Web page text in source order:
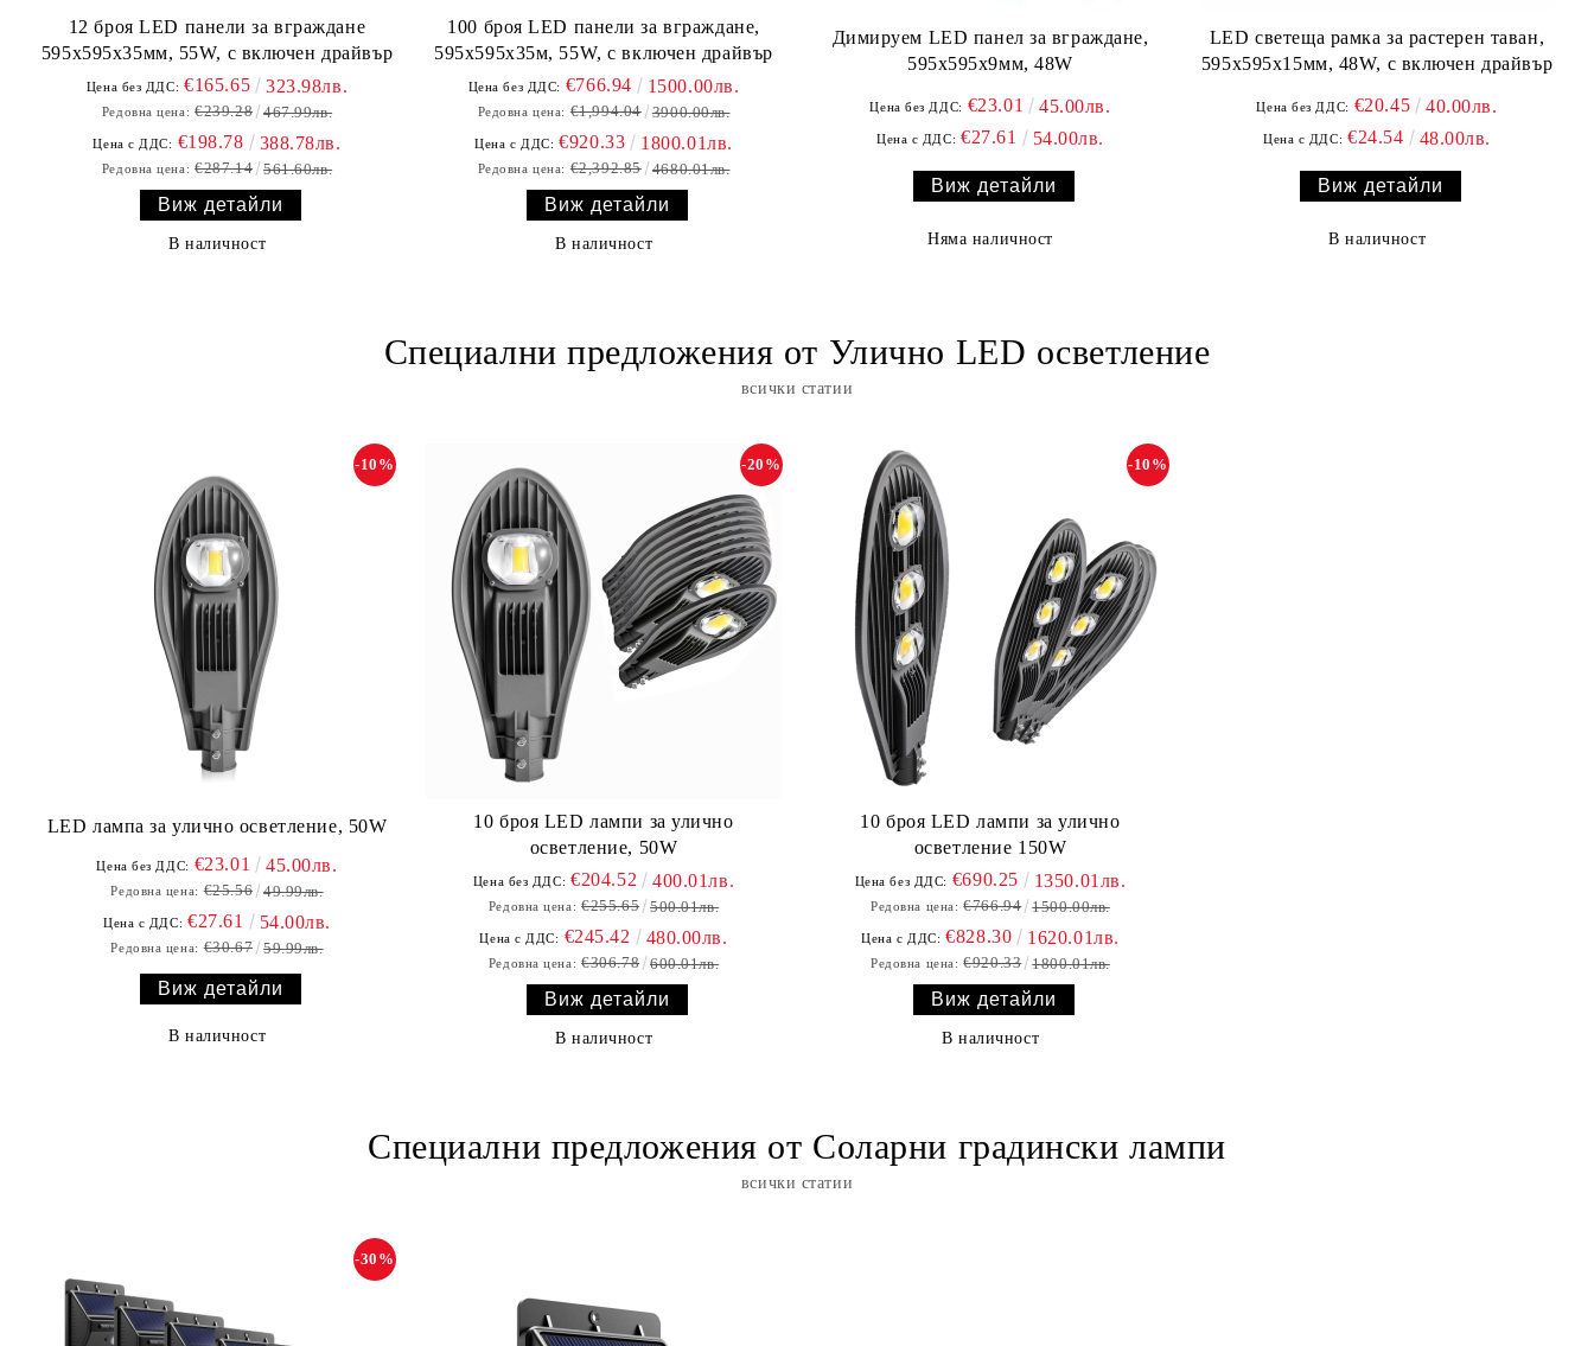
12 броя LED панели за вграждане
595х595х35мм, 55W, с включен драйвър
Цена без ДДС: €165.65 323.98лв.
Редовна цена: €239.28 467.99лв.
Цена с ДДС: €198.78 388.78лв.
Редовна цена: €287.14 561.60лв.
Виж детайли
В наличност
100 броя LED панели за вграждане,
595х595х35м, 55W, с включен драйвър
Цена без ДДС: €766.94 1500.00лв.
Редовна цена: €1,994.04 3900.00лв.
Цена с ДДС: €920.33 1800.01лв.
Редовна цена: €2,392.85 4680.01лв.
Виж детайли
В наличност
Димируем LED панел за вграждане,
595х595х9мм, 48W
Цена без ДДС: €23.01 45.00лв.
Цена с ДДС: €27.61 54.00лв.
Виж детайли
Няма наличност
LED светеща рамка за растерен таван,
595х595x15мм, 48W, с включен драйвър
Цена без ДДС: €20.45 40.00лв.
Цена с ДДС: €24.54 48.00лв.
Виж детайли
В наличност
Специални предложения от Улично LED осветление
всички статии
LED лампа за улично осветление, 50W
-10%
Цена без ДДС: €23.01 45.00лв.
Редовна цена: €25.56 49.99лв.
Цена с ДДС: €27.61 54.00лв.
Редовна цена: €30.67 59.99лв.
Виж детайли
В наличност
10 броя LED лампи за улично
осветление, 50W
-20%
Цена без ДДС: €204.52 400.01лв.
Редовна цена: €255.65 500.01лв.
Цена с ДДС: €245.42 480.00лв.
Редовна цена: €306.78 600.01лв.
Виж детайли
В наличност
10 броя LED лампи за улично
осветление 150W
-10%
Цена без ДДС: €690.25 1350.01лв.
Редовна цена: €766.94 1500.00лв.
Цена с ДДС: €828.30 1620.01лв.
Редовна цена: €920.33 1800.01лв.
Виж детайли
В наличност
Специални предложения от Соларни градински лампи
всички статии
-30%